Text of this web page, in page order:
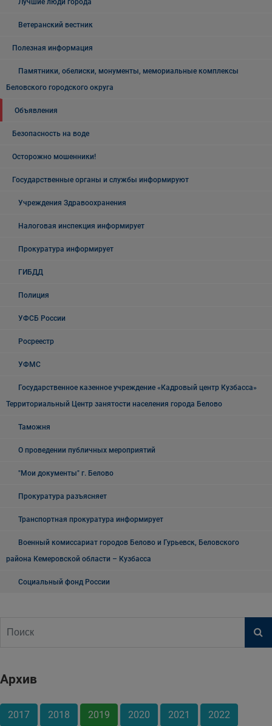
Лучшие люди города
Ветеранский вестник
Полезная информация
Памятники, обелиски, монументы, мемориальные комплексы
Беловского городского округа
Объявления
Безопасность на воде
Осторожно мошенники!
Государственные органы и службы информируют
Учреждения Здравоохранения
Налоговая инспекция информирует
Прокуратура информирует
ГИБДД
Полиция
УФСБ России
Росреестр
УФМС
Государственное казенное учреждение «Кадровый центр Кузбасса»
Территориальный Центр занятости населения города Белово
Таможня
О проведении публичных мероприятий
"Мои документы" г. Белово
Прокуратура разъясняет
Транспортная прокуратура информирует
Военный комиссариат городов Белово и Гурьевск, Беловского
района Кемеровской области – Кузбасса
Социальный фонд России
Архив
2017 2018 2019 2020 2021 2022